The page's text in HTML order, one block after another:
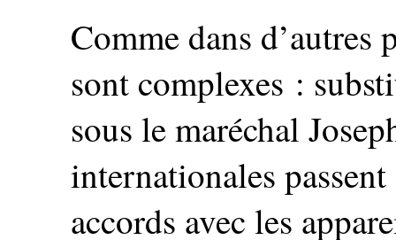
Comme dans d’autres
sont complexes :
sous le maréchal
internationales
accords avec les